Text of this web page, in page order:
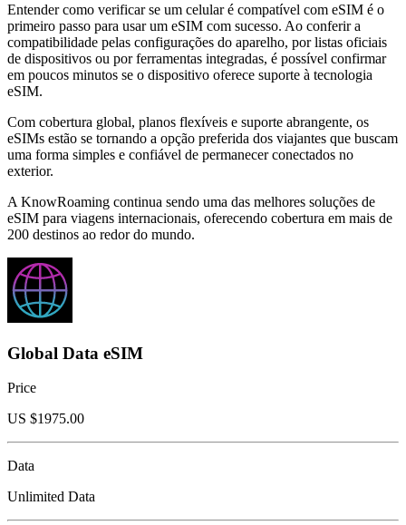
Entender como verificar se um celular é compatível com eSIM é o
primeiro passo para usar um eSIM com sucesso. Ao conferir a
compatibilidade pelas configurações do aparelho, por listas oficiais
de dispositivos ou por ferramentas integradas, é possível confirmar
em poucos minutos se o dispositivo oferece suporte à tecnologia
eSIM.
Com cobertura global, planos flexíveis e suporte abrangente, os
eSIMs estão se tornando a opção preferida dos viajantes que buscam
uma forma simples e confiável de permanecer conectados no
exterior.
A KnowRoaming continua sendo uma das melhores soluções de
eSIM para viagens internacionais, oferecendo cobertura em mais de
200 destinos ao redor do mundo.
Global Data eSIM
Price
US $1975.00
Data
Unlimited Data